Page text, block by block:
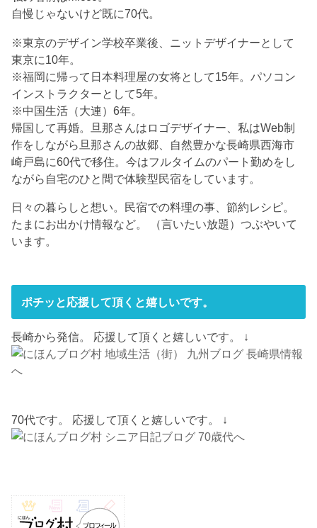
自慢じゃないけど既に70代。
※東京のデザイン学校卒業後、ニットデザイナーとして
東京に10年。
※福岡に帰って日本料理屋の女将として15年。パソコン
インストラクターとして5年。
※中国生活（大連）6年。
帰国して再婚。旦那さんはロゴデザイナー、私はWeb制
作をしながら旦那さんの故郷、自然豊かな長崎県西海市
崎戸島に60代で移住。今はフルタイムのパート勤めをし
ながら自宅のひと間で体験型民宿をしています。
日々の暮らしと想い。民宿での料理の事、節約レシピ。
たまにお出かけ情報など。 （言いたい放題）つぶやいて
います。
ポチッと応援して頂くと嬉しいです。
長崎から発信。 応援して頂くと嬉しいです。 ↓
70代です。 応援して頂くと嬉しいです。 ↓